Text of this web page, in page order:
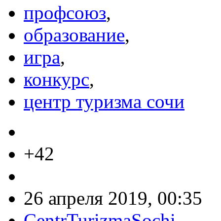
профсоюз,
образование,
игра,
конкурс,
центр туризма сочи
+42
26 апреля 2019, 00:35